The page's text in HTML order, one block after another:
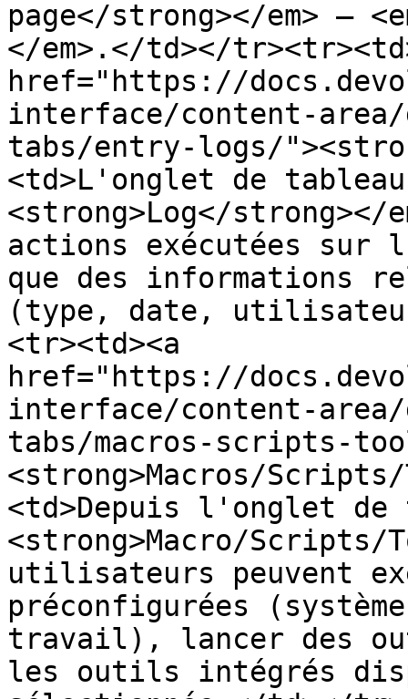
page</strong></em> –
</em>.</td></
href="https://
interface/content-area/
tabs/entry-logs/
<td>L'onglet de tableau
<strong>Log</
actions exécutées
que des informations
(type, date,
<tr><td><a
href="https://
interface/content-area/
tabs/macros-scripts-
<strong>Macros/
<td>Depuis l'onglet de
<strong>Macro/Scripts/
utilisateurs peuvent
préconfigurées
travail), lancer des
les outils intégrés